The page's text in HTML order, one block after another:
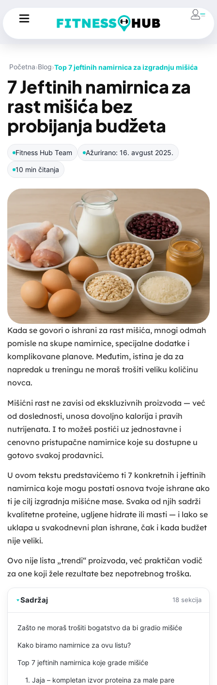
Početna Blog Top 7 jeftinih namirnica za izgradnju mišića
7 Jeftinih namirnica za
rast mišića bez
probijanja budžeta
Fitness Hub Team Ažurirano: 16. avgust 2025.
10 min čitanja
Kada se govori o ishrani za rast mišića, mnogi odmah
pomisle na skupe namirnice, specijalne dodatke i
komplikovane planove. Međutim, istina je da za
napredak u treningu ne moraš trošiti veliku količinu
novca.
Mišićni rast ne zavisi od ekskluzivnih proizvoda — već
od doslednosti, unosa dovoljno kalorija i pravih
nutrijenata. I to možeš postići uz jednostavne i
cenovno pristupačne namirnice koje su dostupne u
gotovo svakoj prodavnici.
U ovom tekstu predstavićemo ti 7 konkretnih i jeftinih
namirnica koje mogu postati osnova tvoje ishrane ako
ti je cilj izgradnja mišićne mase. Svaka od njih sadrži
kvalitetne proteine, ugljene hidrate ili masti — i lako se
uklapa u svakodnevni plan ishrane, čak i kada budžet
nije veliki.
Ovo nije lista „trendi“ proizvoda, već praktičan vodič
za one koji žele rezultate bez nepotrebnog troška.
Sadržaj 18 sekcija
Zašto ne moraš trošiti bogatstvo da bi gradio mišiće
Kako biramo namirnice za ovu listu?
Top 7 jeftinih namirnica koje grade mišiće
1. Jaja – kompletan izvor proteina za male pare